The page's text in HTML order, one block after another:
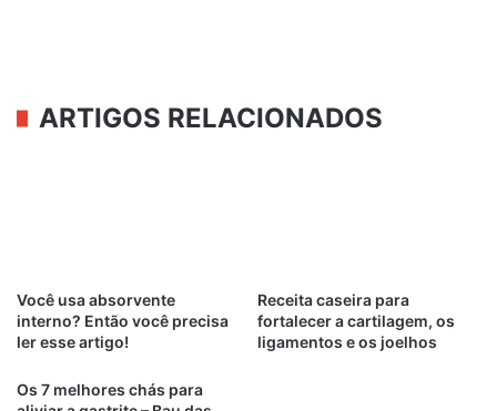
ARTIGOS RELACIONADOS
Você usa absorvente
interno? Então você precisa
ler esse artigo!
Receita caseira para
fortalecer a cartilagem, os
ligamentos e os joelhos
Os 7 melhores chás para